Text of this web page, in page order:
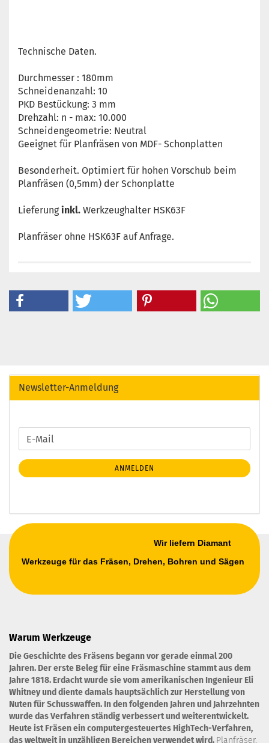
Technische Daten.
Durchmesser : 180mm
Schneidenanzahl: 10
PKD Bestückung: 3 mm
Drehzahl: n - max: 10.000
Schneidengeometrie: Neutral
Geeignet für Planfräsen von MDF- Schonplatten
Besonderheit. Optimiert für hohen Vorschub beim
Planfräsen (0,5mm) der Schonplatte
Lieferunginkl. Werkzeughalter HSK63F
Planfräser ohne HSK63F auf Anfrage.
Newsletter-Anmeldung
WEITER
ZUR
NEWSLETTER-
ANMELDUNG
E-
Mail
ANMELDEN
Wir liefern Diamant
Werkzeuge für das Fräsen, Drehen, Bohren und Sägen
Warum Werkzeuge
Die Geschichte des Fräsens begann vor gerade einmal 200
Jahren. Der erste Beleg für eine Fräsmaschine stammt aus dem
Jahre 1818. Erdacht wurde sie vom amerikanischen Ingenieur Eli
Whitney und diente damals hauptsächlich zur Herstellung von
Nuten für Schusswaffen. In den folgenden Jahren und Jahrzehnten
wurde das Verfahren ständig verbessert und weiterentwickelt.
Heute ist Fräsen ein computergesteuertes HighTech-Verfahren,
das weltweit in unzähligen Bereichen verwendet wird. Planfräser,